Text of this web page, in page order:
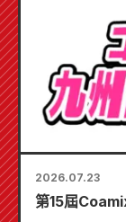
2026.07.23
第15屆